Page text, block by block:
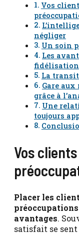
Vos
négliger
Un soin
Les
fidélisation
La
Gare
grâce à
Une
toujours
Vos
Placer les
avantages.
satisfait se sent